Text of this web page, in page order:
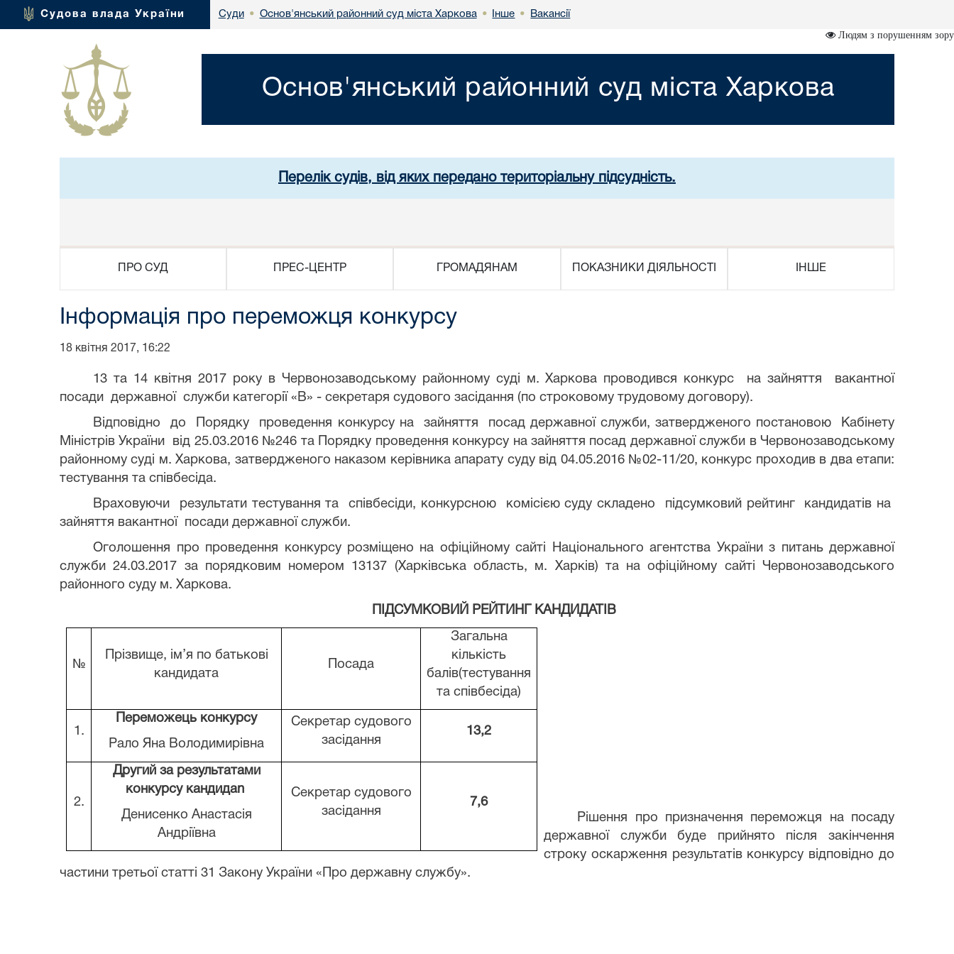
Судова влада України Суди • Основ'янський районний суд міста Харкова • Інше • Вакансії
Людям з порушенням зору
Основ'янський районний суд міста Харкова
Перелік судів, від яких передано територіальну підсудність.
ПРО СУД ПРЕС-ЦЕНТР ГРОМАДЯНАМ ПОКАЗНИКИ ДІЯЛЬНОСТІ ІНШЕ
Інформація про переможця конкурсу
18 квітня 2017, 16:22
13 та 14 квітня 2017 року в Червонозаводському районному суді м. Харкова проводився конкурс на зайняття вакантної
посади державної служби категорії «В» - секретаря судового засідання (по строковому трудовому договору).
Відповідно до Порядку проведення конкурсу на зайняття посад державної служби, затвердженого постановою Кабінету
Міністрів України від 25.03.2016 №246 та
Порядку проведення конкурсу на зайняття посад державної служби в Червонозаводському
районному суді м. Харкова, затвердженого наказом керівника апарату суду від 04.05.2016 №02-11/20, конкурс проходив в два етапи:
тестування та співбесіда.
Враховуючи результати тестування та співбесіди, конкурсною комісією суду складено підсумковий рейтинг кандидатів на
зайняття вакантної посади державної служби.
Оголошення про проведення конкурсу розміщено на офіційному сайті Національного агентства України з питань державної
служби 24.03.2017 за порядковим номером 13137 (Харківська область, м. Харків) та на офіційному сайті Червонозаводського
районного суду м. Харкова.
ПІДСУМКОВИЙ РЕЙТИНГ КАНДИДАТІВ
№
Прізвище, ім’я по батькові
кандидата
Посада
Загальна
кількість
балів(тестування
та співбесіда)
1.
Переможець конкурсу
Рало Яна Володимирівна
Секретар судового
засідання
13,2
2.
Другий за результатами
конкурсу кандидаn
Денисенко Анастасія
Андріївна
Секретар судового
засідання
7,6
Рішення про призначення переможця на посаду
державної служби буде прийнято після закінчення
строку оскарження результатів конкурсу відповідно до
частини третьої статті 31 Закону України «Про державну службу».